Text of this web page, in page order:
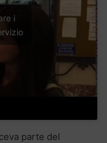
i
parte del